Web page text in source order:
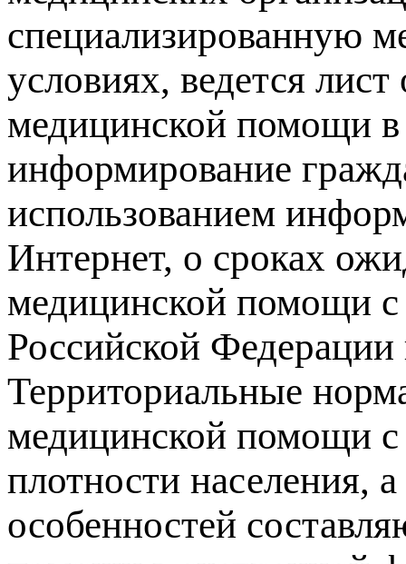
специализированную
условиях, ведется
медицинской помощи в
информирование
использованием
Интернет, о сроках
медицинской помощи с
Российской
Территориальные
медицинской помощи с
плотности населения,
особенностей